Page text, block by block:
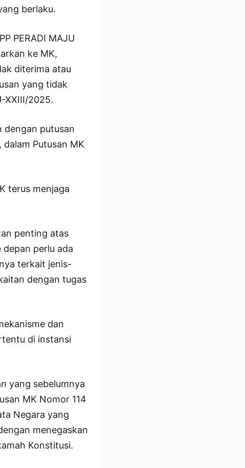
berlaku.
PERADI MAJU
ke MK,
diterima atau
yang tidak
XXIII/2025.
dengan putusan
Putusan MK
terus menjaga
penting atas
perlu ada
terkait jenis-
dengan tugas
dan
di instansi
yang sebelumnya
MK Nomor 114
Negara yang
menegaskan
Konstitusi.